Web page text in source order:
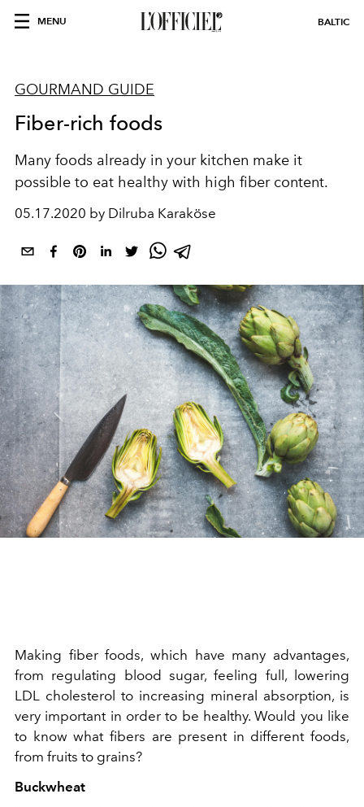
MENU BALTIC
GOURMAND GUIDE
Fiber-rich foods
Many foods already in your kitchen make it
possible to eat healthy with high fiber content.
05.17.2020 by Dilruba Karaköse
Making fiber foods, which have many advantages,
from regulating blood sugar, feeling full, lowering
LDL cholesterol to increasing mineral absorption, is
very important in order to be healthy. Would you like
to know what fibers are present in different foods,
from fruits to grains?
Buckwheat